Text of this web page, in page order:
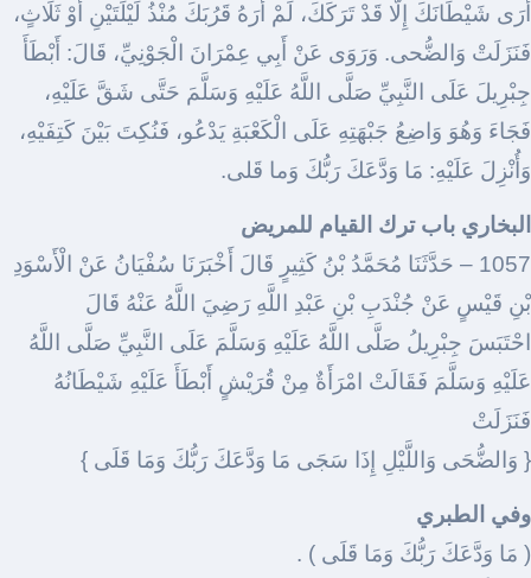
أَرَى شَيْطَانَكَ إِلَّا قَدْ تَرَكَكَ، لَمْ أَرَهُ قَرُبَكَ مُنْذُ لَيْلَتَيْنِ أَوْ ثَلَاثٍ،
فَنَزَلَتْ وَالضُّحى. وَرَوَى عَنْ أَبِي عِمْرَانَ الْجَوْنِيِّ، قَالَ: أَبْطَأَ
جِبْرِيلَ عَلَى النَّبِيِّ صَلَّى اللَّهُ عَلَيْهِ وَسَلَّمَ حَتَّى شَقَّ عَلَيْهِ،
فَجَاءَ وَهُوَ وَاضِعُ جَبْهَتِهِ عَلَى الْكَعْبَةِ يَدْعُو، فَنُكِتَ بَيْنَ كَتِفَيْهِ،
وَأُنْزِلَ عَلَيْهِ: مَا وَدَّعَكَ رَبُّكَ وَما قَلى.
البخاري باب ترك القيام للمريض
1057 – حَدَّثَنَا مُحَمَّدُ بْنُ كَثِيرٍ قَالَ أَخْبَرَنَا سُفْيَانُ عَنْ الْأَسْوَدِ
بْنِ قَيْسٍ عَنْ جُنْدَبِ بْنِ عَبْدِ اللَّهِ رَضِيَ اللَّهُ عَنْهُ قَالَ
احْتَبَسَ جِبْرِيلُ صَلَّى اللَّهُ عَلَيْهِ وَسَلَّمَ عَلَى النَّبِيِّ صَلَّى اللَّهُ
عَلَيْهِ وَسَلَّمَ فَقَالَتْ امْرَأَةٌ مِنْ قُرَيْشٍ أَبْطَأَ عَلَيْهِ شَيْطَانُهُ
فَنَزَلَتْ
{ وَالضُّحَى وَاللَّيْلِ إِذَا سَجَى مَا وَدَّعَكَ رَبُّكَ وَمَا قَلَى }
وفي الطبري
( مَا وَدَّعَكَ رَبُّكَ وَمَا قَلَى ) .